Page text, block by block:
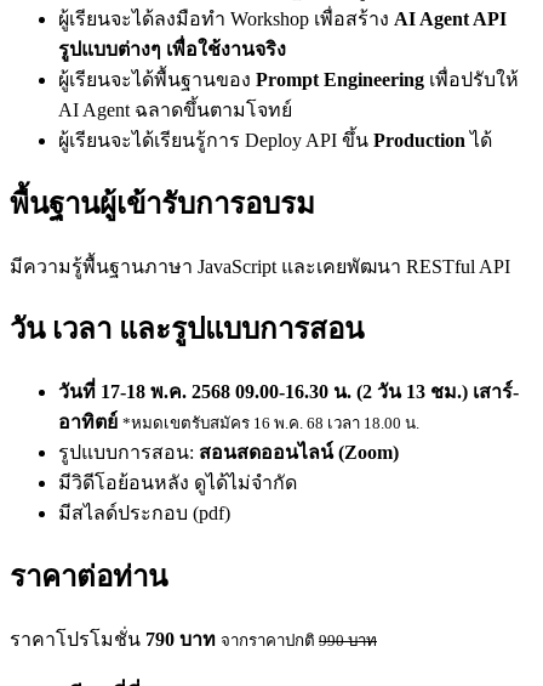
ผู้เรียนจะได้ลงมือทำ Workshop เพื่อสร้าง AI Agent API
รูปแบบต่างๆ เพื่อใช้งานจริง
ผู้เรียนจะได้พื้นฐานของ Prompt Engineering เพื่อปรับให้
AI Agent ฉลาดขึ้นตามโจทย์
ผู้เรียนจะได้เรียนรู้การ Deploy API ขึ้น Production ได้
พื้นฐานผู้เข้ารับการอบรม
มีความรู้พื้นฐานภาษา JavaScript และเคยพัฒนา RESTful API
วัน เวลา และรูปแบบการสอน
วันที่ 17-18 พ.ค. 2568 09.00-16.30 น. (2 วัน 13 ชม.) เสาร์-
อาทิตย์ *หมดเขตรับสมัคร 16 พ.ค. 68 เวลา 18.00 น.
รูปแบบการสอน: สอนสดออนไลน์ (Zoom)
มีวิดีโอย้อนหลัง ดูได้ไม่จำกัด
มีสไลด์ประกอบ (pdf)
ราคาต่อท่าน
ราคาโปรโมชั่น 790 บาท จากราคาปกติ 990บาท